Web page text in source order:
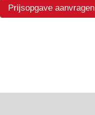
Prijsopgave aanvragen